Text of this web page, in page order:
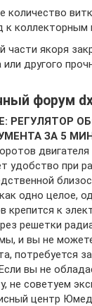
количество
к коллекторным
части якоря
или другого
форум
РЕГУЛЯТОР
ЗА 5
удобство при
одно целое,
крепится к
решетки
и вы не
потребуется
вы не
не советуем
центр